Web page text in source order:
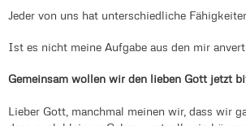
Jeder von uns hat unterschiedliche
Ist es nicht meine Aufgabe aus den mir
Gemeinsam wollen wir den lieben Gott jetzt
Lieber Gott, manchmal meinen wir, dass wir